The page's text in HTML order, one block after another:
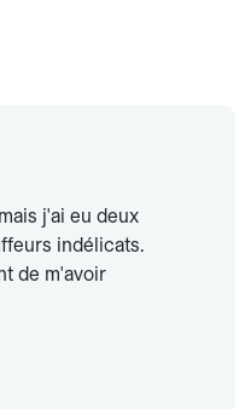
j'ai eu deux
indélicats.
de m'avoir